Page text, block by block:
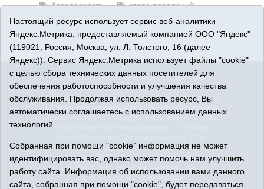
безопасность
глава поселений
инвалидность
каникулы
16+© 2015-2026 Сетевое издание «Омутинское».
Регистрационный номер СМИ Эл № ФС77-65144 от 28
марта 2016 г., выданное Федеральной службой по надзору
коммуникаций (Роскомнадзор). Учредитель: АНО "ИИЦ
"Сельский вестник", главный редактор - Никонорова
использовании материалов ссылка обязательна.
Адрес редакции: 627070, Тюменская область, Омутинский
район, с. Омутинское, ул. Советская, 151
Адрес электронной почты редакции:
selvest151@yandex.ru, тел.: 8(34544)3-16-73
Настоящий ресурс использует сервис веб-аналитики
Яндекс.Метрика, предоставляемый компанией ООО "Яндекс"
(119021, Россия, Москва, ул. Л. Толстого, 16 (далее —
Яндекс)). Сервис Яндекс.Метрика использует файлы "cookie"
с целью сбора технических данных посетителей для
обеспечения работоспособности и улучшения качества
обслуживания. Продолжая использовать ресурс, Вы
автоматически соглашаетесь с использованием данных
технологий.
Собранная при помощи "cookie" информация не может
идентифицировать вас, однако может помочь нам улучшить
работу сайта. Информация об использовании вами данного
сайта, собранная при помощи "cookie", будет передаваться